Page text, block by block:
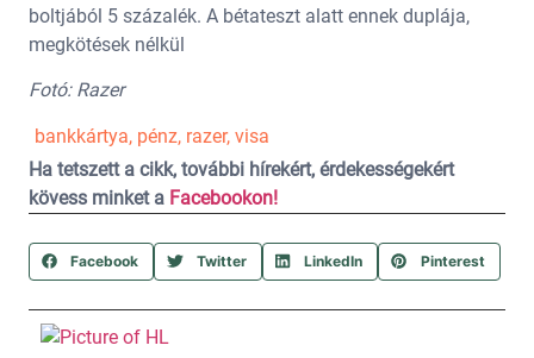
boltjából 5 százalék. A bétateszt alatt ennek duplája,
megkötések nélkül
Fotó: Razer
bankkártya, pénz, razer, visa
Ha tetszett a cikk, további hírekért, érdekességekért
kövess minket a Facebookon!
Facebook Twitter LinkedIn Pinterest